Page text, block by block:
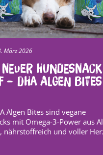
Hundesnack
– DHA Algen Bites
März 2026
Algen Bites sind vegane
mit Omega-3-Power aus
nährstoffreich und voller